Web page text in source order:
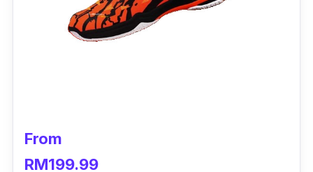
kasut ialah TPU dan Mesh yang tinggi untuk
kawasan jari kaki bahagian atas, jadi 10 kali
lebih tinggi daripada bahan biasa.
From
RM199.99